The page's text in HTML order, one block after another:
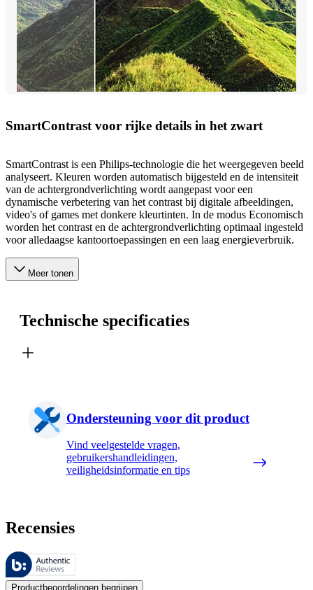
SmartContrast voor rijke details in het zwart
SmartContrast is een Philips-technologie die het weergegeven beeld
analyseert. Kleuren worden automatisch bijgesteld en de intensiteit
van de achtergrondverlichting wordt aangepast voor een
dynamische verbetering van het contrast bij digitale afbeeldingen,
video's of games met donkere kleurtinten. In de modus Economisch
worden het contrast en de achtergrondverlichting optimaal ingesteld
voor alledaagse kantoortoepassingen en een laag energieverbruik.
Meer tonen
Technische specificaties
Ondersteuning voor dit product
Vind veelgestelde vragen,
gebruikershandleidingen,
veiligheidsinformatie en tips
Recensies
Deze beoordelingen worden beheerd door Bazaarvoice en voldoen
De mening van onze klanten is nuttig voor iedereen, of het nu een
Productbeoordelingen begrijpen